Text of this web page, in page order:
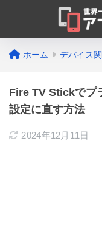
ホーム デバイス
Fire TV Stickでプ
設定に直す方法
2024年12月11日